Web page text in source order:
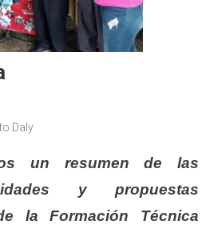
Daly
un resumen de las
y propuestas
la Formación Técnica